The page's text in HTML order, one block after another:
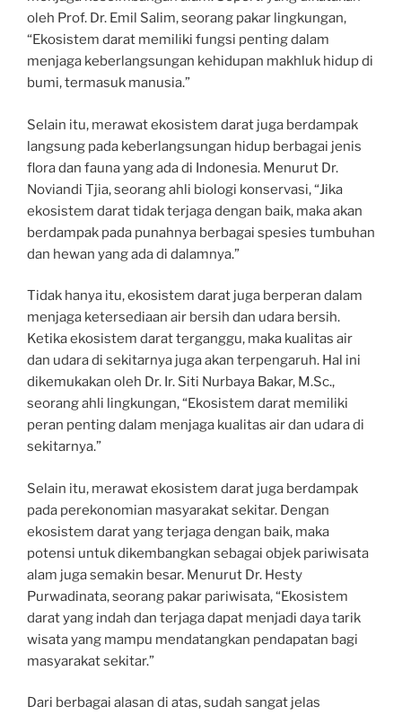
oleh Prof. Dr. Emil Salim, seorang pakar lingkungan,
“Ekosistem darat memiliki fungsi penting dalam
menjaga keberlangsungan kehidupan makhluk hidup di
bumi, termasuk manusia.”
Selain itu, merawat ekosistem darat juga berdampak
langsung pada keberlangsungan hidup berbagai jenis
flora dan fauna yang ada di Indonesia. Menurut Dr.
Noviandi Tjia, seorang ahli biologi konservasi, “Jika
ekosistem darat tidak terjaga dengan baik, maka akan
berdampak pada punahnya berbagai spesies tumbuhan
dan hewan yang ada di dalamnya.”
Tidak hanya itu, ekosistem darat juga berperan dalam
menjaga ketersediaan air bersih dan udara bersih.
Ketika ekosistem darat terganggu, maka kualitas air
dan udara di sekitarnya juga akan terpengaruh. Hal ini
dikemukakan oleh Dr. Ir. Siti Nurbaya Bakar, M.Sc.,
seorang ahli lingkungan, “Ekosistem darat memiliki
peran penting dalam menjaga kualitas air dan udara di
sekitarnya.”
Selain itu, merawat ekosistem darat juga berdampak
pada perekonomian masyarakat sekitar. Dengan
ekosistem darat yang terjaga dengan baik, maka
potensi untuk dikembangkan sebagai objek pariwisata
alam juga semakin besar. Menurut Dr. Hesty
Purwadinata, seorang pakar pariwisata, “Ekosistem
darat yang indah dan terjaga dapat menjadi daya tarik
wisata yang mampu mendatangkan pendapatan bagi
masyarakat sekitar.”
Dari berbagai alasan di atas, sudah sangat jelas